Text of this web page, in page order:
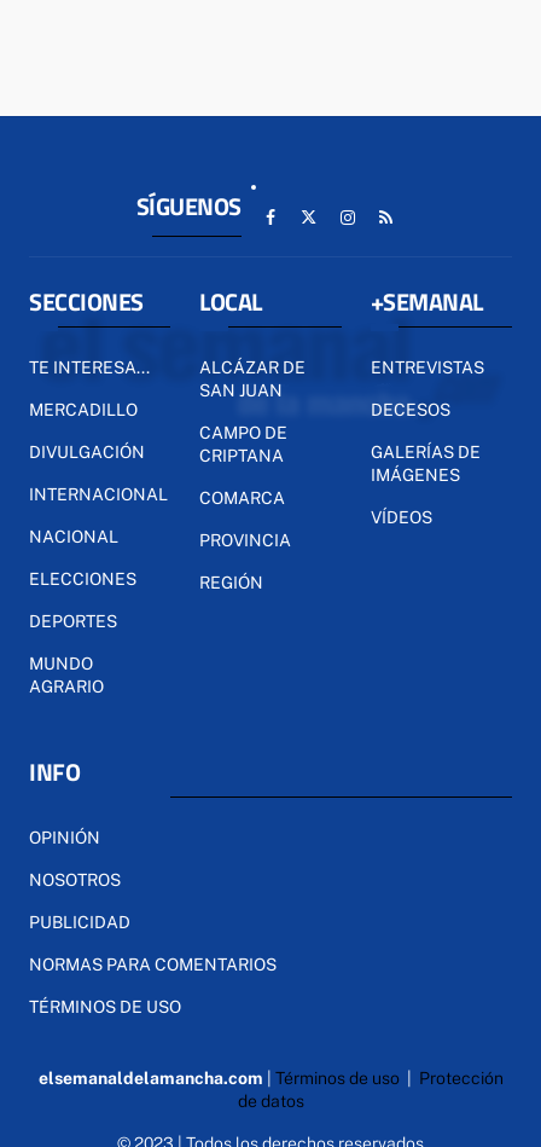
SÍGUENOS
SECCIONES
TE INTERESA...
MERCADILLO
DIVULGACIÓN
INTERNACIONAL
NACIONAL
ELECCIONES
DEPORTES
MUNDO
AGRARIO
LOCAL
ALCÁZAR DE
SAN JUAN
CAMPO DE
CRIPTANA
COMARCA
PROVINCIA
REGIÓN
+SEMANAL
ENTREVISTAS
DECESOS
GALERÍAS DE
IMÁGENES
VÍDEOS
INFO
OPINIÓN
NOSOTROS
PUBLICIDAD
NORMAS PARA COMENTARIOS
TÉRMINOS DE USO
elsemanaldelamancha.com Términos de uso| Protección
de datos